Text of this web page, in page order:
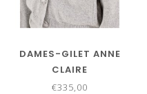
DAMES-GILET ANNE
CLAIRE
€335,00